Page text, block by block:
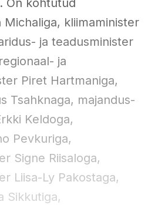
On kohtutud
kliimaminister
ja teadusminister
ja
Piret Hartmaniga,
Tsahknaga, majandus-
Keldoga,
Pevkuriga,
Signe Riisaloga,
Liisa-Ly Pakostaga,
Sikkutiga,